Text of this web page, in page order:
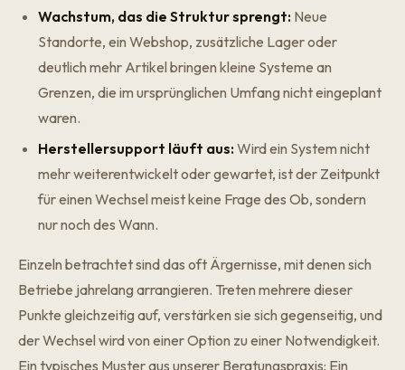
Wachstum, das die Struktur sprengt: Neue
Standorte, ein Webshop, zusätzliche Lager oder
deutlich mehr Artikel bringen kleine Systeme an
Grenzen, die im ursprünglichen Umfang nicht eingeplant
waren.
Herstellersupport läuft aus:Wird ein System nicht
mehr weiterentwickelt oder gewartet, ist der Zeitpunkt
für einen Wechsel meist keine Frage des Ob, sondern
nur noch des Wann.
Einzeln betrachtet sind das oft Ärgernisse, mit denen sich
Betriebe jahrelang arrangieren. Treten mehrere dieser
Punkte gleichzeitig auf, verstärken sie sich gegenseitig, und
der Wechsel wird von einer Option zu einer Notwendigkeit.
Ein typisches Muster aus unserer Beratungspraxis: Ein